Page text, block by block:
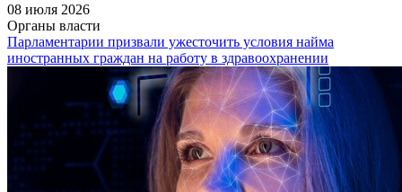
08 июля 2026
Органы власти
Парламентарии призвали ужесточить условия найма
иностранных граждан на работу в здравоохранении